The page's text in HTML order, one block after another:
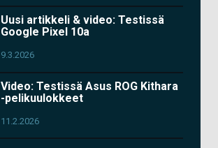
Uusi artikkeli & video: Testissä
Google Pixel 10a
9.3.2026
Video: Testissä Asus ROG Kithara
-pelikuulokkeet
11.2.2026